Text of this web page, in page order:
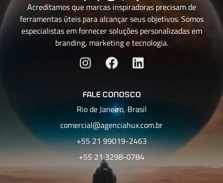
Acreditamos que marcas inspiradoras precisam de
ferramentas úteis para alcançar seus objetivos. Somos
especialistas em fornecer soluções personalizadas em
branding, marketing e tecnologia.
fale conosco
Rio de Janeiro, Brasil
comercial@agenciahux.com.br
+55 21 99019-2463
+55 21 3298-0784